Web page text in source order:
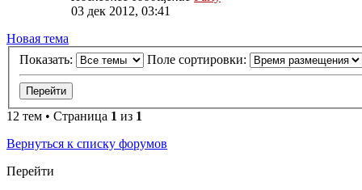
03 дек 2012, 03:41
Новая
тема
Новая тема
Показать:
Поле сортировки:
12 тем • Страница 1 из 1
Вернуться к списку форумов
Перейти